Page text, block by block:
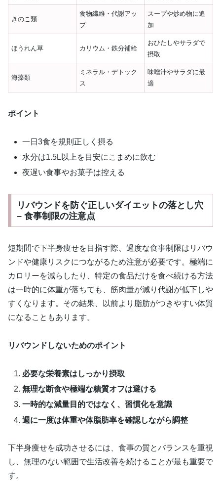
きのこ類
食物繊維・代謝アッ
プ
スープや炒め物に追
加
ほうれん草 カリウム・鉄分補給
おひたしやサラダで
摂取
海藻類
ミネラル・デトック
ス
味噌汁やサラダに最
適
ポイント
一日3食を規則正しく摂る
水分は1.5L以上を目安にこまめに飲む
夜遅い食事やお菓子は控える
リバウンドを防ぐ正しいダイエットの落とし穴
– 食事制限の注意点
短期間で下半身痩せを目指す際、過度な食事制限はリバウ
ンドや健康リスクにつながるため注意が必要です。極端に
カロリーを減らしたり、特定の食品だけを食べ続ける方法
は一時的に体重が落ちても、筋肉量が減り代謝が低下しや
すくなります。その結果、以前より脂肪がつきやすい体質
になることもあります。
リバウンドしないためのポイント
必要な栄養素はしっかり摂取
無理な断食や極端な糖質オフは避ける
一時的な減量目的ではなく、習慣化を意識
週に一度は体重や体脂肪率を確認しながら調整
下半身痩せを成功させるには、食事の質とバランスを重視
し、無理のない範囲で生活改善を続けることが最も重要で
す。